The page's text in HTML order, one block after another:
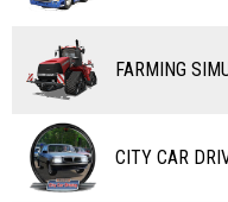
ЧИТЫ
ПРОГРАММЫFARMING
CITY CAR